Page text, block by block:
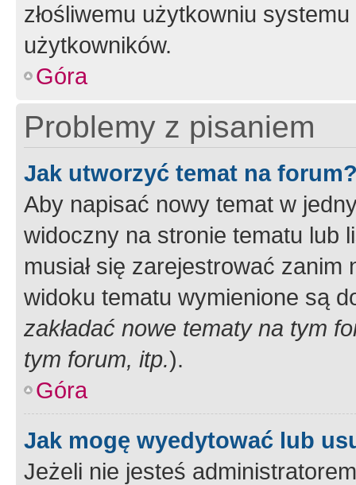
złośliwemu użytkowniu
użytkowników.
Góra
Problemy z pisaniem
Jak utworzyć temat na
Aby napisać nowy temat w
widoczny na stronie tematu lub
musiał się zarejestrować
widoku tematu wymienione są
zakładać nowe tematy na tym
tym forum, itp.).
Góra
Jak mogę wyedytować lub
Jeżeli nie jesteś